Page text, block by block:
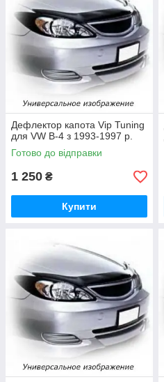
Дефлектор капота Vip Tuning
для VW B-4 з 1993-1997 р.
Готово до відправки
1 250 ₴
Купити